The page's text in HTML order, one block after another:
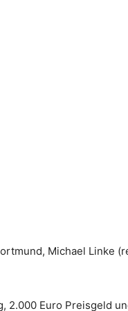
Michael Linke
2.000 Euro Preisgeld